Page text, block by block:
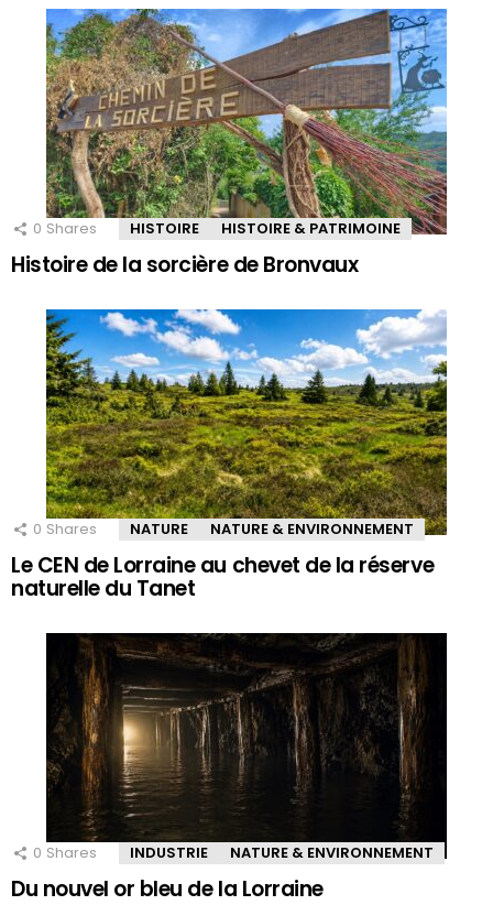
0 Shares HISTOIRE HISTOIRE & PATRIMOINE
Histoire de la sorcière de Bronvaux
0 Shares NATURE NATURE & ENVIRONNEMENT
Le CEN de Lorraine au chevet de la réserve
naturelle du Tanet
0 Shares INDUSTRIE NATURE & ENVIRONNEMENT
Du nouvel or bleu de la Lorraine